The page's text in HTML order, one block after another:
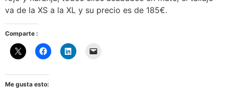
va de la XS a la XL y su precio es de 185€.
Comparte :
Me gusta esto: